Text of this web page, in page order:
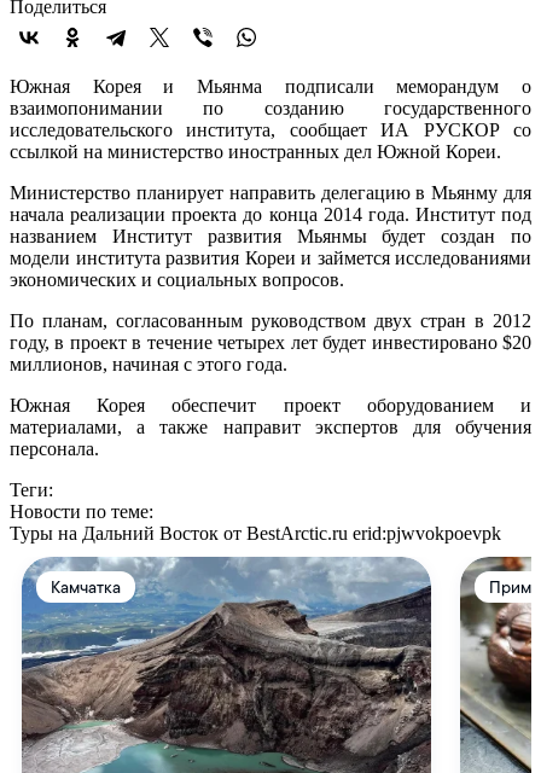
Поделиться
Южная Корея и Мьянма подписали меморандум о
взаимопонимании по созданию государственного
исследовательского института, сообщает ИА РУСКОР со
ссылкой на министерство иностранных дел Южной Кореи.
Министерство планирует направить делегацию в Мьянму для
начала реализации проекта до конца 2014 года. Институт под
названием Институт развития Мьянмы будет создан по
модели института развития Кореи и займется исследованиями
экономических и социальных вопросов.
По планам, согласованным руководством двух стран в 2012
году, в проект в течение четырех лет будет инвестировано $20
миллионов, начиная с этого года.
Южная Корея обеспечит проект оборудованием и
материалами, а также направит экспертов для обучения
персонала.
Теги:
Новости по теме:
Туры на Дальний Восток от BestArctic.ru erid:pjwvokpoevpk